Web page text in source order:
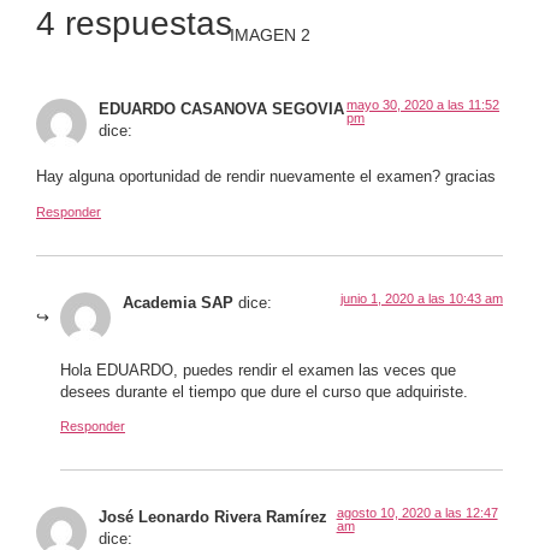
IMAGEN 2
4 respuestas
EDUARDO CASANOVA SEGOVIA
dice:
mayo 30, 2020 a las 11:52
pm
Hay alguna oportunidad de rendir nuevamente el examen? gracias
Responder
Academia SAP dice: junio 1, 2020 a las 10:43 am
Hola EDUARDO, puedes rendir el examen las veces que
desees durante el tiempo que dure el curso que adquiriste.
Responder
José Leonardo Rivera Ramírez
dice:
agosto 10, 2020 a las 12:47
am